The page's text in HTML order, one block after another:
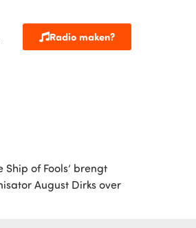
Radio maken?
of Fools’ brengt
August Dirks over